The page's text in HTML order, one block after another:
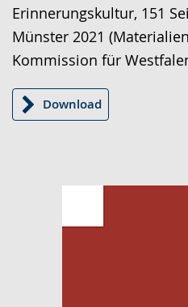
Erinnerungskultur, 151
Münster 2021
Kommission für
Download